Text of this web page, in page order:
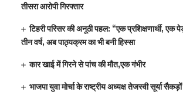
तीसरा आरोपी गिरफ्तार
टिहरी परिसर की अनूठी पहल: “एक प्रशिक्षणार्थी, एक
तीन वर्ष, अब पाठ्यक्रम का भी बनी हिस्सा
कार खाई में गिरने से पांच की मौत,एक गंभीर
भाजपा युवा मोर्चा के राष्ट्रीय अध्यक्ष तेजस्वी सूर्या